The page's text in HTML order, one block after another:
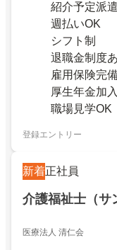
紹介予定派遣
週払いOK
シフト制
退職金制度
雇用保険完
厚生年金加入
職場見学OK
登録エントリー
新着正社員
介護福祉士（サ
医療法人 清仁会